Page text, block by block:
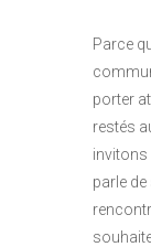
Parce
porter
restés
invitons
parle